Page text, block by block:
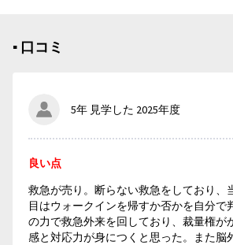
▪︎ 口コミ
5年 見学した 2025年度
良い点
救急が売り。断らない救急をしており、
目はウォークインを帰すか否かを自分で
の力で救急外来を回しており、裁量権が
感と対応力が身につくと思った。また脳